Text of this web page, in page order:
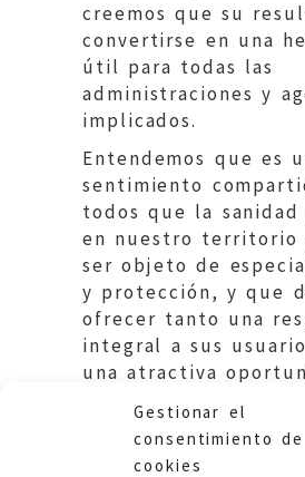
Gestionar el
consentimiento
cookies
creemos que su
convertirse en una
útil para todas las
administraciones y
implicados.
Entendemos que es
sentimiento
todos que la
en nuestro territorio
ser objeto de
y protección, y que
ofrecer tanto una
integral a sus
una atractiva
profesionales que
ella su labor.